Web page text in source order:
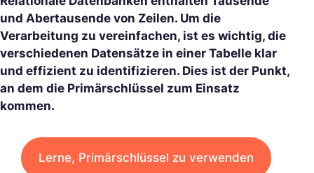
und Abertausende von Zeilen. Um die
Verarbeitung zu vereinfachen, ist es wichtig, die
verschiedenen Datensätze in einer Tabelle klar
und effizient zu identifizieren. Dies ist der Punkt,
an dem die Primärschlüssel zum Einsatz
kommen.
Lerne, Primärschlüssel zu verwenden